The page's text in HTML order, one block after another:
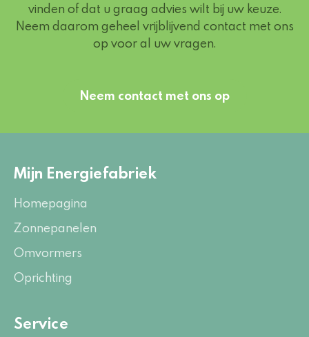
vinden of dat u graag advies wilt bij uw keuze.
Neem daarom geheel vrijblijvend contact met ons
op voor al uw vragen.
Neem contact met ons op
Mijn Energiefabriek
Homepagina
Zonnepanelen
Omvormers
Oprichting
Service